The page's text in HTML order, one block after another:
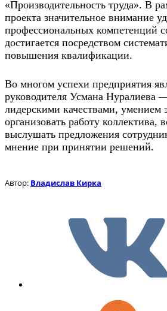
«Производительность труда». В
проекта значительное внимание
профессиональных компетенций
достигается посредством
повышения квалификации.
Во многом успехи предприятия
руководителя Усмана Нуралиева
лидерскими качествами, умением
организовать работу коллектива,
выслушать предложения
мнение при принятии решений.
Автор: Владислав Кирка